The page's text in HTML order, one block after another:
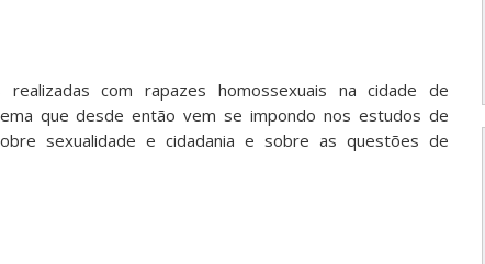
com rapazes homossexuais na cidade de
que desde então vem se impondo nos estudos de
sexualidade e cidadania e sobre as questões de